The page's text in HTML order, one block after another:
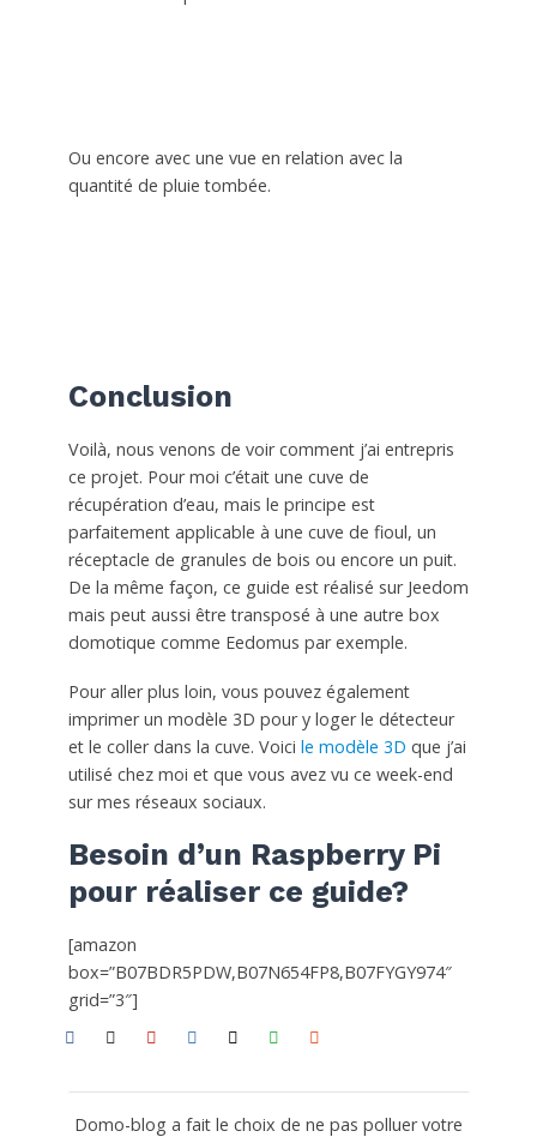
Ou encore avec une vue en relation avec la
quantité de pluie tombée.
Conclusion
Voilà, nous venons de voir comment j’ai entrepris
ce projet. Pour moi c’était une cuve de
récupération d’eau, mais le principe est
parfaitement applicable à une cuve de fioul, un
réceptacle de granules de bois ou encore un puit.
De la même façon, ce guide est réalisé sur Jeedom
mais peut aussi être transposé à une autre box
domotique comme Eedomus par exemple.
Pour aller plus loin, vous pouvez également
imprimer un modèle 3D pour y loger le détecteur
et le coller dans la cuve. Voici le modèle 3D que j’ai
utilisé chez moi et que vous avez vu ce week-end
sur mes réseaux sociaux.
Besoin d’un Raspberry Pi
pour réaliser ce guide?
[amazon
box=”B07BDR5PDW,B07N654FP8,B07FYGY974″
grid=”3″]
Domo-blog a fait le choix de ne pas polluer votre